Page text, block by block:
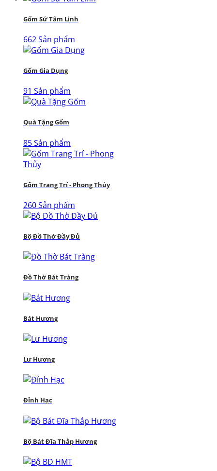
Gốm Sứ Tâm Linh
662 Sản phẩm
Gốm Gia Dụng
91 Sản phẩm
Quà Tặng Gốm
85 Sản phẩm
Gốm Trang Trí - Phong Thủy
260 Sản phẩm
Bộ Đồ Thờ Đầy Đủ
Đồ Thờ Bát Tràng
Bát Hương
Lư Hương
Đỉnh Hạc
Bộ Bát Đĩa Thắp Hương